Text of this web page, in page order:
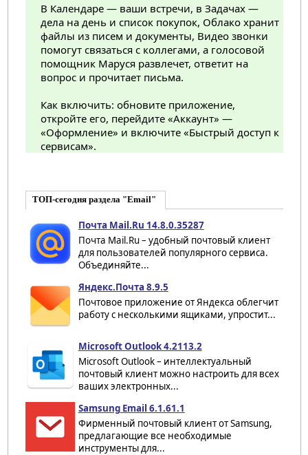
В Календаре — ваши встречи, в Задачах —
дела на день и список покупок, Облако хранит
файлы из писем и документы, Видео звонки
помогут связаться с коллегами, а голосовой
помощник Маруся развлечет, ответит на
вопрос и прочитает письма.
Как включить: обновите приложение,
откройте его, перейдите «Аккаунт» —
«Оформление» и включите «Быстрый доступ к
сервисам».
ТОП-сегодня раздела "Email"
Почта Mail.Ru 14.8.0.35287
Почта Mail.Ru – удобный почтовый клиент
для пользователей популярного сервиса.
Объединяйте...
Яндекс.Почта 8.9.5
Почтовое приложение от Яндекса облегчит
работу с несколькими ящиками, упростит...
Microsoft Outlook 4.2113.2
Microsoft Outlook – интеллектуальный
почтовый клиент можно настроить для всех
ваших электронных...
Samsung Email 6.1.61.1
Фирменный почтовый клиент от Samsung,
предлагающие все необходимые
инструменты для...